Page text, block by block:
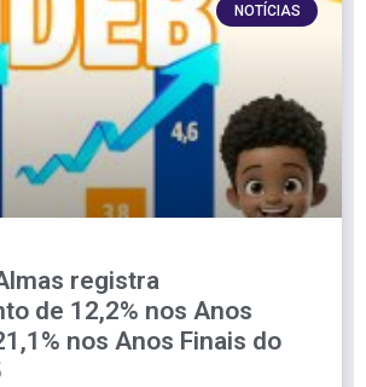
NOTÍCIAS
registra
de 12,2% nos Anos
nos Anos Finais do